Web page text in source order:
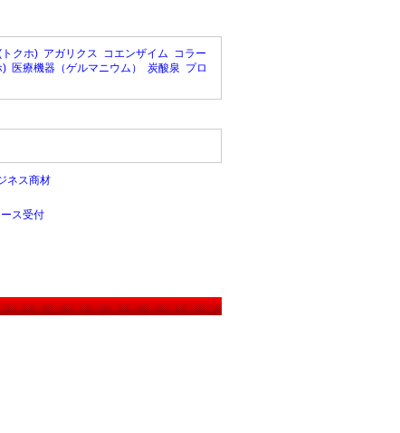
クホ) アガリクス コエンザイム コラー
) 医療機器（ゲルマニウム） 炭酸泉 プロ
ネス商材
ス受付